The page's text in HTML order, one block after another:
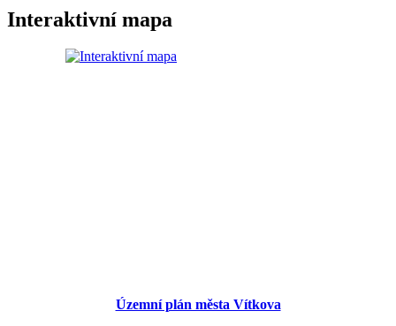
Interaktivní mapa
Územní plán města Vítkova